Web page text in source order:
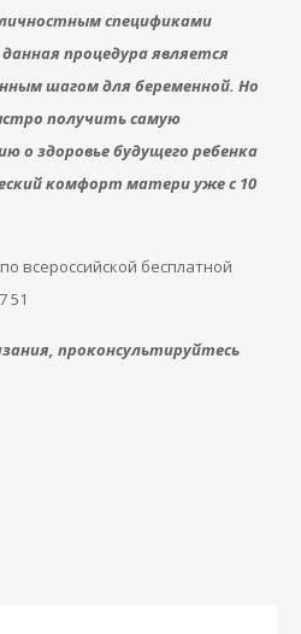
спецификами
процедура является
шагом для беременной. Но
получить самую
о здоровье будущего ребенка
комфорт матери уже с 10
всероссийской бесплатной
51
проконсультируйтесь